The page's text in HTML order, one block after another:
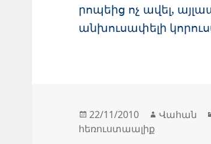
րոպեից ոչ ավել,
անխուսափելի
Հրատարակված՝
22/11/2010 Հեղինակ
Վահան
հեռուստաալիք